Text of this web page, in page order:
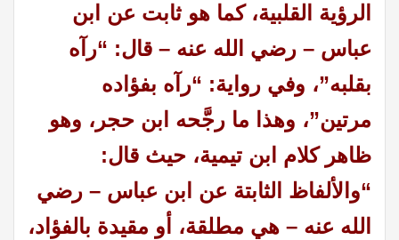
الرؤية القلبية، كما هو ثابت عن ابن
عباس – رضي الله عنه – قال: “رآه
بقلبه”، وفي رواية: “رآه بفؤاده
مرتين”، وهذا ما رجَّحه ابن حجر، وهو
ظاهر كلام ابن تيمية، حيث قال:
“والألفاظ الثابتة عن ابن عباس – رضي
الله عنه – هي مطلقة، أو مقيدة بالفؤاد،